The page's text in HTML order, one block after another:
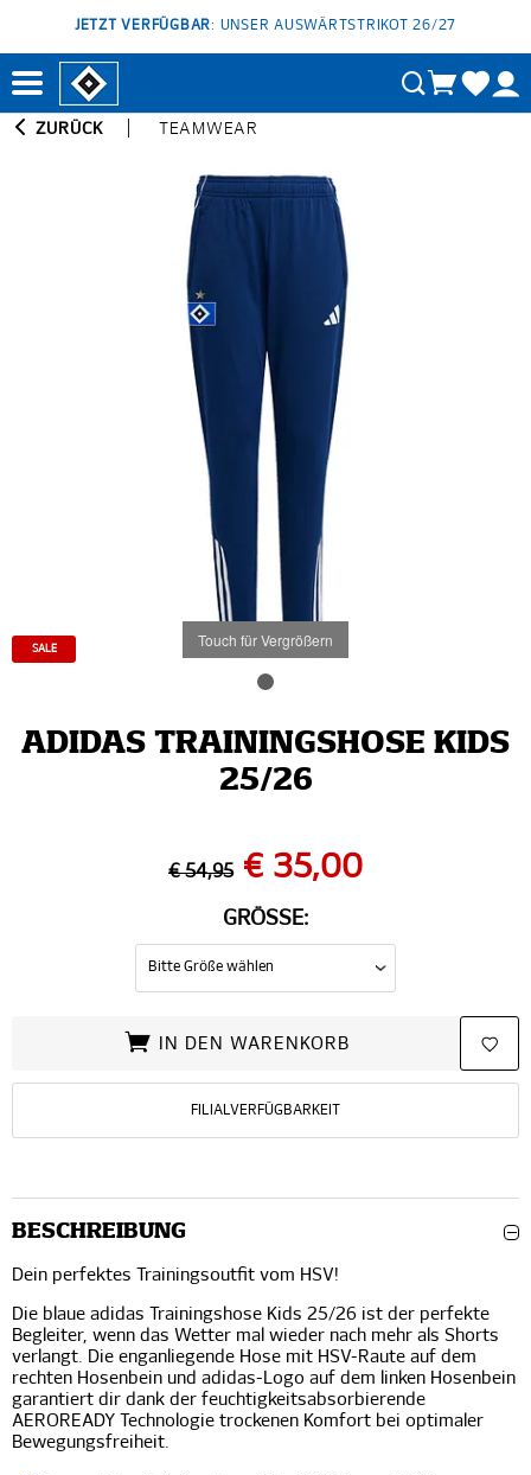
JETZT VERFÜGBAR: UNSER AUSWÄRTSTRIKOT 26/27
ZURÜCK TEAMWEAR
Touch für Vergrößern
SALE
ADIDAS TRAININGSHOSE KIDS
25/26
€ 54,95 € 35,00
GRÖSSE:
IN DEN WARENKORB
FILIALVERFÜGBARKEIT
BESCHREIBUNG
Dein perfektes Trainingsoutfit vom HSV!
Die blaue adidas Trainingshose Kids 25/26 ist der perfekte
Begleiter, wenn das Wetter mal wieder nach mehr als Shorts
verlangt. Die enganliegende Hose mit HSV-Raute auf dem
rechten Hosenbein und adidas-Logo auf dem linken Hosenbein
garantiert dir dank der feuchtigkeitsabsorbierende
AEROREADY Technologie trockenen Komfort bei optimaler
Bewegungsfreiheit.